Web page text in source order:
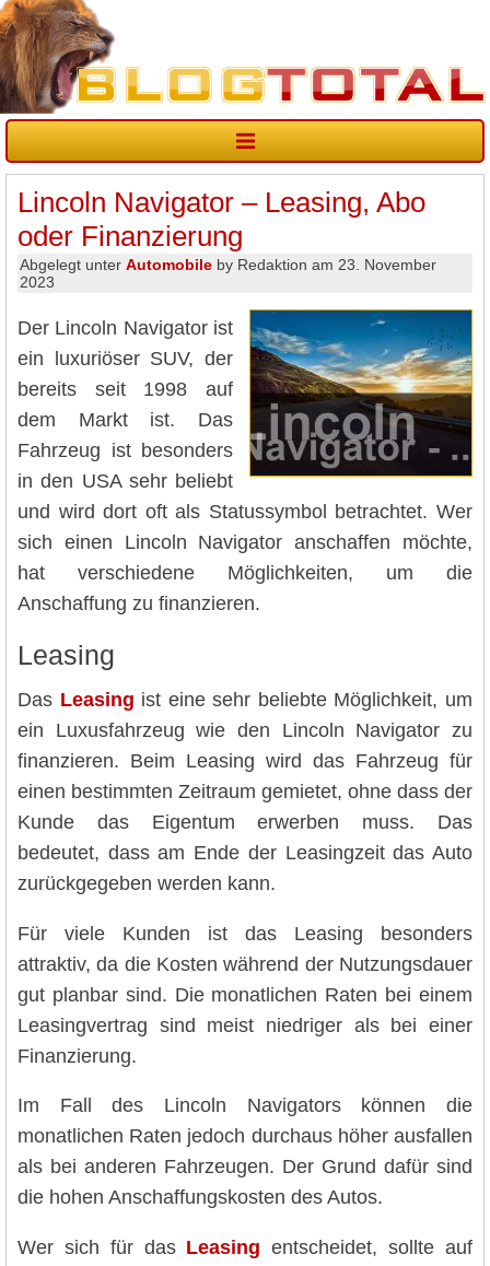
Lincoln Navigator – Leasing, Abo
oder Finanzierung
Abgelegt unter Automobile by Redaktion am 23. November
2023
Der Lincoln Navigator ist
ein luxuriöser SUV, der
bereits seit 1998 auf
dem Markt ist. Das
Fahrzeug ist besonders
in den USA sehr beliebt
und wird dort oft als Statussymbol betrachtet. Wer
sich einen Lincoln Navigator anschaffen möchte,
hat verschiedene Möglichkeiten, um die
Anschaffung zu finanzieren.
Leasing
Das Leasing ist eine sehr beliebte Möglichkeit, um
ein Luxusfahrzeug wie den Lincoln Navigator zu
finanzieren. Beim Leasing wird das Fahrzeug für
einen bestimmten Zeitraum gemietet, ohne dass der
Kunde das Eigentum erwerben muss. Das
bedeutet, dass am Ende der Leasingzeit das Auto
zurückgegeben werden kann.
Für viele Kunden ist das Leasing besonders
attraktiv, da die Kosten während der Nutzungsdauer
gut planbar sind. Die monatlichen Raten bei einem
Leasingvertrag sind meist niedriger als bei einer
Finanzierung.
Im Fall des Lincoln Navigators können die
monatlichen Raten jedoch durchaus höher ausfallen
als bei anderen Fahrzeugen. Der Grund dafür sind
die hohen Anschaffungskosten des Autos.
Wer sich für das Leasing entscheidet, sollte auf